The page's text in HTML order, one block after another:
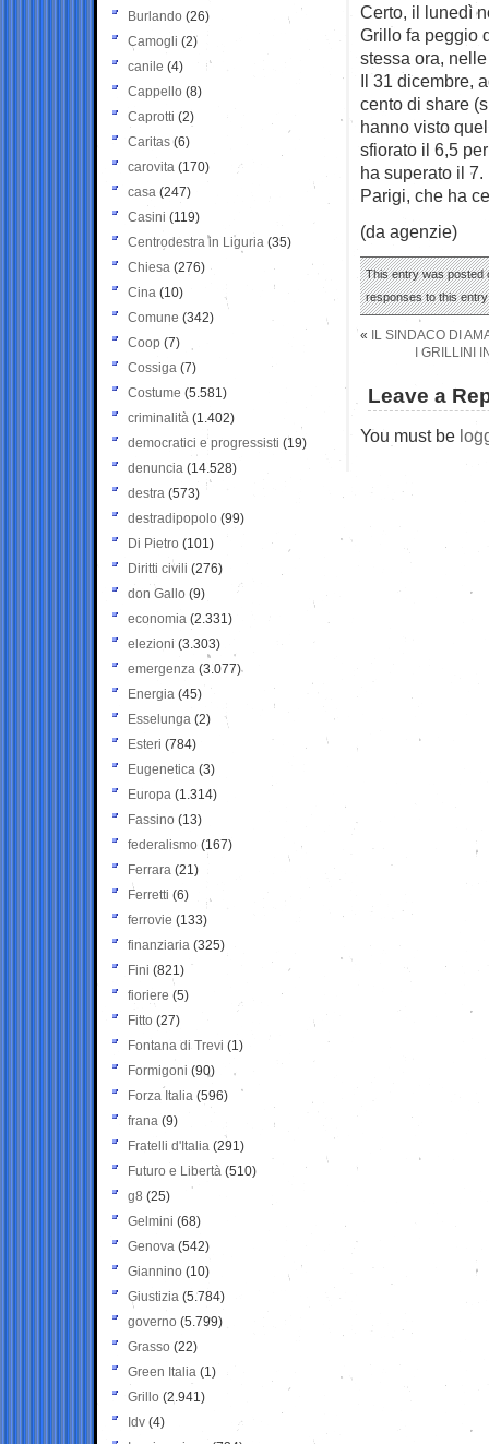
Certo, il lunedì
Grillo fa peggio
stessa ora,
Il 31 dicembre,
cento di share
hanno visto
sfiorato il 6,5
ha superato il
Parigi, che ha
(da agenzie)
This entry was posted
responses to this
«
IL SINDACO DI
I GRILLINI
Leave a
You must be
Burlando (26)
Camogli (2)
canile (4)
Cappello (8)
Caprotti (2)
Caritas (6)
carovita (170)
casa (247)
Casini (119)
Centrodestra in Liguria (35)
Chiesa (276)
Cina (10)
Comune (342)
Coop (7)
Cossiga (7)
Costume (5.581)
criminalità (1.402)
democratici e progressisti (19)
denuncia (14.528)
destra (573)
destradipopolo (99)
Di Pietro (101)
Diritti civili (276)
don Gallo (9)
economia (2.331)
elezioni (3.303)
emergenza (3.077)
Energia (45)
Esselunga (2)
Esteri (784)
Eugenetica (3)
Europa (1.314)
Fassino (13)
federalismo (167)
Ferrara (21)
Ferretti (6)
ferrovie (133)
finanziaria (325)
Fini (821)
fioriere (5)
Fitto (27)
Fontana di Trevi (1)
Formigoni (90)
Forza Italia (596)
frana (9)
Fratelli d'Italia (291)
Futuro e Libertà (510)
g8 (25)
Gelmini (68)
Genova (542)
Giannino (10)
Giustizia (5.784)
governo (5.799)
Grasso (22)
Green Italia (1)
Grillo (2.941)
Idv (4)